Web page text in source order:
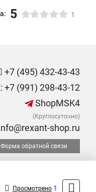
5 1
+7 (495) 432-43-43
+7 (991) 298-43-12
ShopMSK4
(Круглосуточно)
shop.ru
Форма обратной связи
Просмотрено 1